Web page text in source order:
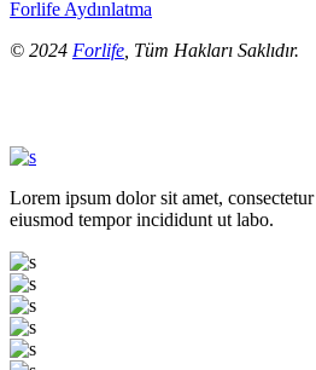
Forlife Aydınlatma
© 2024 Forlife , Tüm Hakları Saklıdır.
Lorem ipsum dolor sit amet,
eiusmod tempor incididunt ut labo.